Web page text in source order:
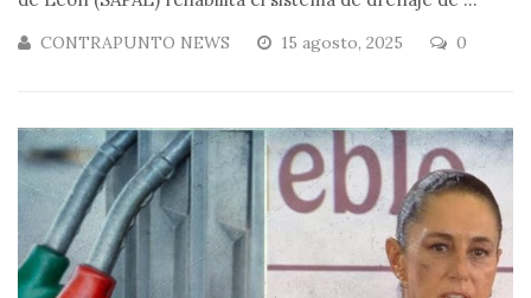
CONTRAPUNTO NEWS 15 agosto, 2025 0